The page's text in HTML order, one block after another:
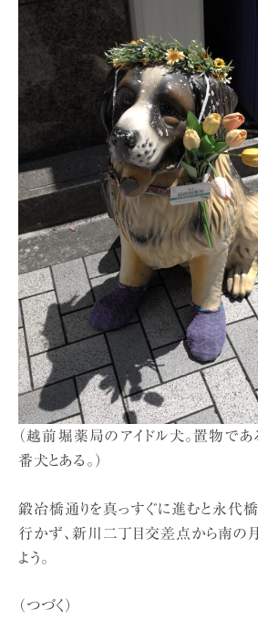
（越前堀薬局のアイドル犬。置物であ
番犬とある。）
鍛冶橋通りを真っすぐに進むと永代橋
行かず、新川二丁目交差点から南の
よう。
（つづく）